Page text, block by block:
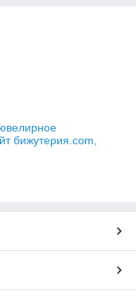
бижутерия.com,